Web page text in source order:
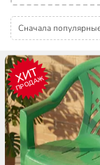
Сначала
ХИТ
ПРОДАЖ